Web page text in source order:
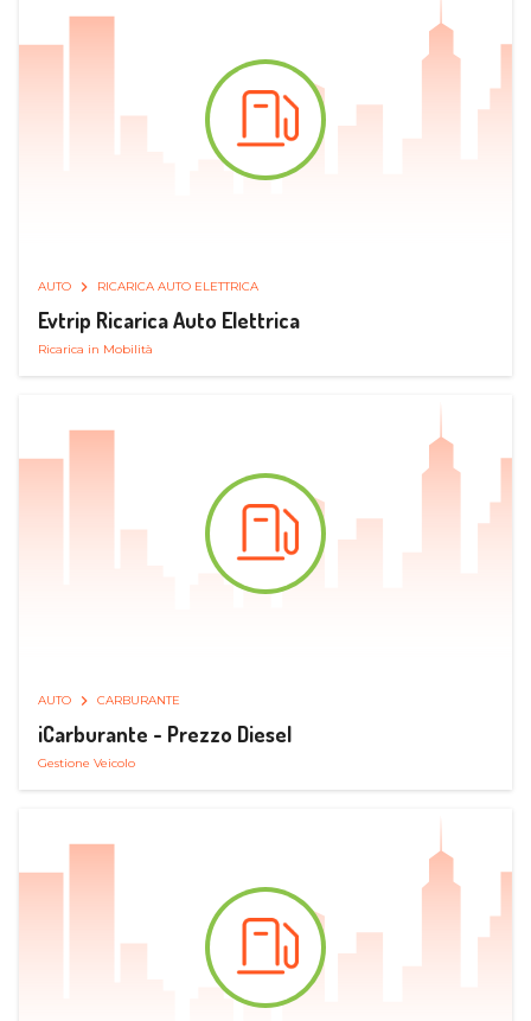
AUTO RICARICA AUTO ELETTRICA
Evtrip Ricarica Auto Elettrica
Ricarica in Mobilità
AUTO CARBURANTE
iCarburante - Prezzo Diesel
Gestione Veicolo